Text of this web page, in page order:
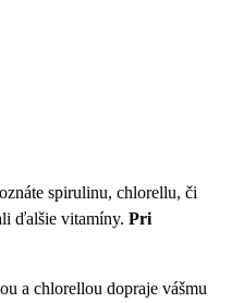
spirulinu, chlorellu, či
ďalšie vitamíny. Pri
a chlorellou dopraje vášmu